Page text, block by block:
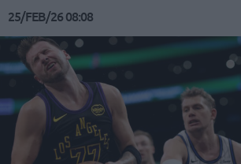
25/FEB/26 08:08